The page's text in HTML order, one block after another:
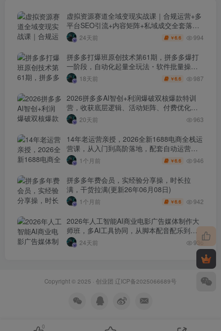
虚拟资源赛道全域变现实战课｜合规运营+多
平台SEO引流+内容矩阵+私域成交全套落地
玩法24天前 ￥6.6 994
拼多多打爆班原创技术第61期，拼多多爆打
一阶段，自动化起量全玩法・软件批量操
作・投产优化・大促矩阵实战课
18天前 ￥6.6 987
2026拼多多AI智创+利润爆破双核爆款特训
营，收获底层逻辑、活动矩阵、付费优化、
0-1打爆SOP
20天前 963
14年老运营亲授，2026全新1688电商全栈运
营课，从入门到高阶落地，配套自动运营表
+工具包+直播诊断等
1个月前 ￥6.6 946
拼多多年费会员，实经验分享操，时长拉
满，干货拉满(更新26年06月08日)
1个月前 ￥6.6 942
2026年人工智能AI商业电影广告媒体制作大
师班，多AI工具协同，从脚本配音配乐到电
影级短片、品牌广告全流程实战（中英字
幕）
24天前 936
Copyright © 2025 · 创业团 辽ICP备2025066689号
0